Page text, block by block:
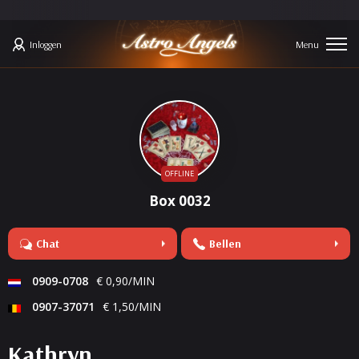
Inloggen
OFFLINE
Box 0032
Chat Bellen
0909-0708 € 0,90/MIN
0907-37071
€ 1,50/MIN